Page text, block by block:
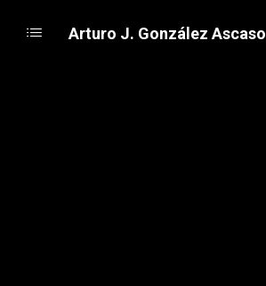
Arturo J. González Ascaso